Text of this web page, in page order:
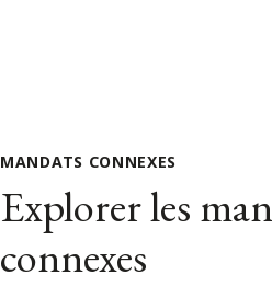
MANDATS CONNEXES
Explorer les
connexes